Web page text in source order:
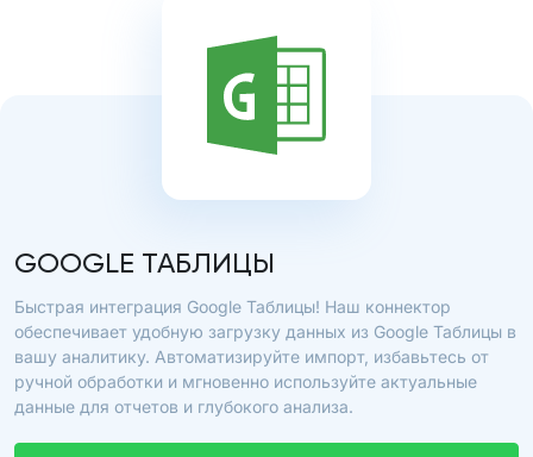
GOOGLE ТАБЛИЦЫ
Быстрая интеграция Google Таблицы! Наш коннектор
обеспечивает удобную загрузку данных из Google Таблицы в
вашу аналитику. Автоматизируйте импорт, избавьтесь от
ручной обработки и мгновенно используйте актуальные
данные для отчетов и глубокого анализа.